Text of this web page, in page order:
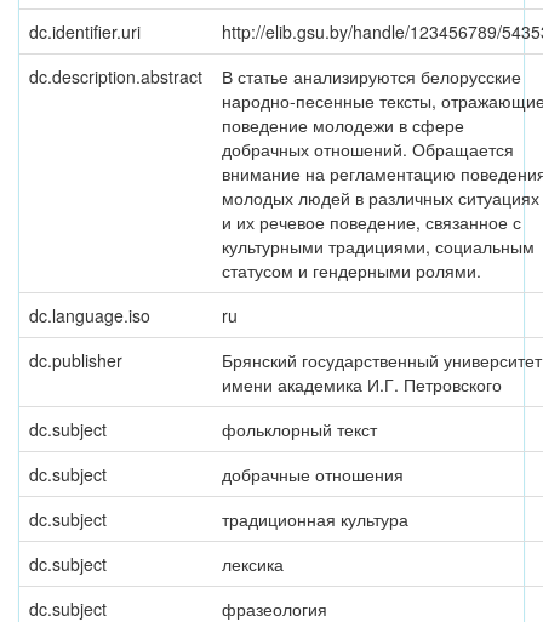
dc.identifier.uri
http://elib.gsu.by/handle/123456789/
dc.description.abstract
В статье анализируются белорусские
народно-песенные тексты,
поведение молодежи в сфере
добрачных отношений. Обращается
внимание на регламентацию
молодых людей в различных ситуациях
и их речевое поведение, связанное с
культурными традициями, социальным
статусом и гендерными ролями.
dc.language.iso
ru
dc.publisher
Брянский государственный университет
имени академика И.Г. Петровского
dc.subject
фольклорный текст
dc.subject
добрачные отношения
dc.subject
традиционная культура
dc.subject
лексика
dc.subject
фразеология